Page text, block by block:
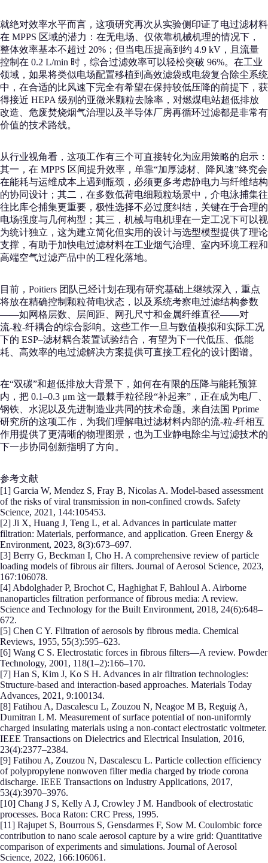
就绝对效率水平而言，这项研究再次从实验侧印证了电过滤材料
在 MPPS 区域的潜力：在无电场、仅依靠机械机理的情况下，
整体效率基本不超过 20%；但当电压提高到约 4.9 kV，且流量
控制在 0.2 L/min 时，综合过滤效率可以轻松突破 96%。在工业
领域，如果将类似电场配置移植到高效滤袋或电袋复合除尘系统
中，在合适的比风速下完全有希望在保持较低压降的前提下，获
得接近 HEPA 级别的亚微米颗粒去除率，对燃煤电站超低排放
改造、危废焚烧烟气治理以及半导体厂房再循环过滤都是非常有
价值的技术路线。
从行业视角看，这项工作有三个可直接转化为应用策略的启示：
其一，在 MPPS 区间提升效率，单靠“加厚滤材、降风速”终究会
在能耗与运维成本上遇到瓶颈，必须更多考虑静电力与纤维结构
的协同设计；其二，在多数低荷电细颗粒场景中，介电泳捕集往
往比库仑捕集更重要，极性选择不必过度纠结，关键在于合理的
电场强度与几何构型；其三，机械与电机理在一定工况下可以视
为统计独立，这为建立简化但实用的设计与选型模型提供了理论
支撑，有助于加快电过滤材料在工业烟气治理、室内环境工程和
高端空气过滤产品中的工程化落地。
目前，Poitiers 团队已经计划在现有研究基础上继续深入，重点
将放在精确控制颗粒荷电状态，以及系统考察电过滤结构参数
——如网格层数、层间距、网孔尺寸和金属纤维直径——对
流‑粒‑纤耦合的综合影响。这些工作一旦与数值模拟和实际工况
下的 ESP–滤材耦合装置试验结合，有望为下一代低压、低能
耗、高效率的电过滤解决方案提供可直接工程化的设计图谱。
在“双碳”和超低排放大背景下，如何在有限的压降与能耗预算
内，把 0.1–0.3 μm 这一最棘手粒径段“补起来”，正在成为电厂、
钢铁、水泥以及先进制造业共同的技术命题。来自法国 Pprime
研究所的这项工作，为我们理解电过滤材料内部的流‑粒‑纤相互
作用提供了更清晰的物理图景，也为工业静电除尘与过滤技术的
下一步协同创新指明了方向。
参考文献
[1] Garcia W, Mendez S, Fray B, Nicolas A. Model-based assessment
of the risks of viral transmission in non-confined crowds. Safety
Science, 2021, 144:105453.
[2] Ji X, Huang J, Teng L, et al. Advances in particulate matter
filtration: Materials, performance, and application. Green Energy &
Environment, 2023, 8(3):673–697.
[3] Berry G, Beckman I, Cho H. A comprehensive review of particle
loading models of fibrous air filters. Journal of Aerosol Science, 2023,
167:106078.
[4] Abdolghader P, Brochot C, Haghighat F, Bahloul A. Airborne
nanoparticles filtration performance of fibrous media: A review.
Science and Technology for the Built Environment, 2018, 24(6):648–
672.
[5] Chen C Y. Filtration of aerosols by fibrous media. Chemical
Reviews, 1955, 55(3):595–623.
[6] Wang C S. Electrostatic forces in fibrous filters—A review. Powder
Technology, 2001, 118(1–2):166–170.
[7] Han S, Kim J, Ko S H. Advances in air filtration technologies:
Structure-based and interaction-based approaches. Materials Today
Advances, 2021, 9:100134.
[8] Fatihou A, Dascalescu L, Zouzou N, Neagoe M B, Reguig A,
Dumitran L M. Measurement of surface potential of non-uniformly
charged insulating materials using a non-contact electrostatic voltmeter.
IEEE Transactions on Dielectrics and Electrical Insulation, 2016,
23(4):2377–2384.
[9] Fatihou A, Zouzou N, Dascalescu L. Particle collection efficiency
of polypropylene nonwoven filter media charged by triode corona
discharge. IEEE Transactions on Industry Applications, 2017,
53(4):3970–3976.
[10] Chang J S, Kelly A J, Crowley J M. Handbook of electrostatic
processes. Boca Raton: CRC Press, 1995.
[11] Rajupet S, Bourrous S, Gensdarmes F, Sow M. Coulombic force
contribution to nano scale aerosol capture by a wire grid: Quantitative
comparison of experiments and simulations. Journal of Aerosol
Science, 2022, 166:106061.